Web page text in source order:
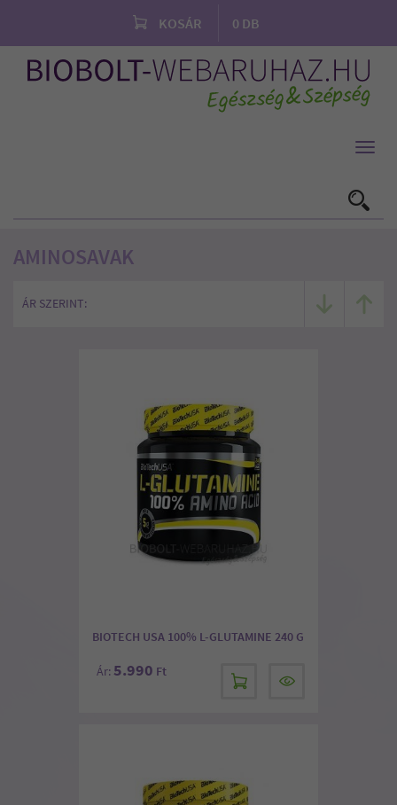
KOSÁR 0 DB
AMINOSAVAK
ÁR SZERINT:
BIOTECH USA 100% L-GLUTAMINE 240 G
Ár: 5.990 Ft